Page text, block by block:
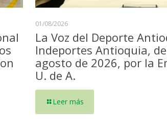
01/08/2026
La Voz del Deporte
Indeportes Antioquia,
agosto de 2026, por la
U. de A.
Leer más